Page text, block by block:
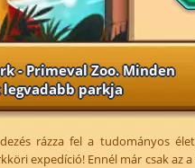
- Primeval Zoo. Minden
parkja
rázza fel a tudományos
expedíció! Ennél már csak az